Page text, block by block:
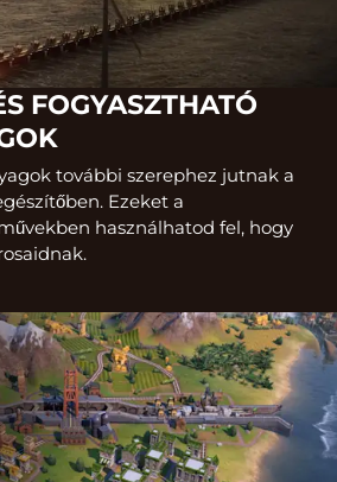
FOGYASZTHATÓ
további szerephez jutnak a
Ezeket a
használhatod fel, hogy